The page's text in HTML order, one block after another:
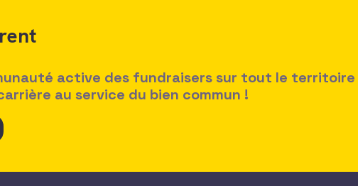
active des fundraisers sur tout le territoire
au service du bien commun !